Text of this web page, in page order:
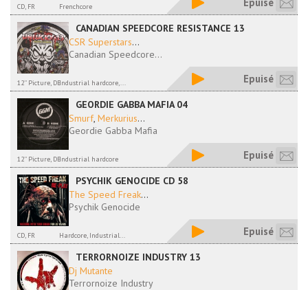
CD, FR Frenchcore
CANADIAN SPEEDCORE RESISTANCE 13
CSR Superstars...
Canadian Speedcore...
12'' Picture, DEIndustrial hardcore,... Epuisé
GEORDIE GABBA MAFIA 04
Smurf, Merkurius...
Geordie Gabba Mafia
12'' Picture, DEIndustrial hardcore Epuisé
PSYCHIK GENOCIDE CD 58
The Speed Freak...
Psychik Genocide
CD, FR Hardcore, Industrial... Epuisé
TERRORNOIZE INDUSTRY 13
Dj Mutante
Terrornoize Industry